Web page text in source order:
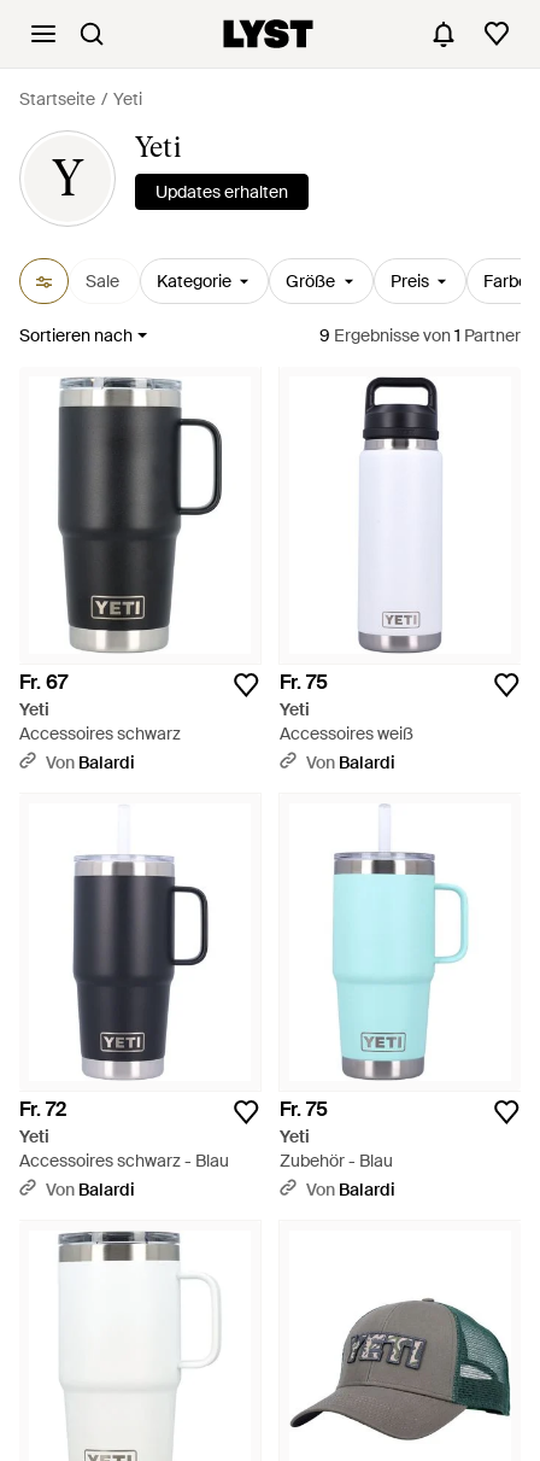
Startseite Yeti
Y
Yeti
Updates erhalten
Sale Kategorie Größe Preis Farbe
Sortieren nach 9 Ergebnissevon1 Partner
Fr. 67
Yeti
Accessoires schwarz
Von Balardi
Fr. 75
Yeti
Accessoires weiß
Von Balardi
Fr. 72
Yeti
Accessoires schwarz - Blau
Von Balardi
Fr. 75
Yeti
Zubehör - Blau
Von Balardi